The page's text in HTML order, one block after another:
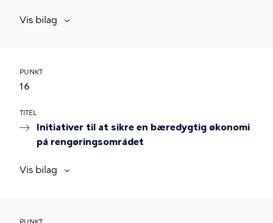
Vis bilag
PUNKT
16
TITEL
Initiativer til at sikre en bæredygtig økonomi
på rengøringsområdet
Vis bilag